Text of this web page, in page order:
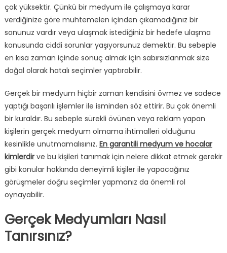
çok yüksektir. Çünkü bir medyum ile çalışmaya karar
verdiğinize göre muhtemelen içinden çıkamadığınız bir
sonunuz vardır veya ulaşmak istediğiniz bir hedefe ulaşma
konusunda ciddi sorunlar yaşıyorsunuz demektir. Bu sebeple
en kısa zaman içinde sonuç almak için sabırsızlanmak size
doğal olarak hatalı seçimler yaptırabilir.
Gerçek bir medyum hiçbir zaman kendisini övmez ve sadece
yaptığı başarılı işlemler ile isminden söz ettirir. Bu çok önemli
bir kuraldır. Bu sebeple sürekli övünen veya reklam yapan
kişilerin gerçek medyum olmama ihtimalleri olduğunu
kesinlikle unutmamalısınız. En garantili medyum ve hocalar
kimlerdirve bu kişileri tanımak için nelere dikkat etmek gerekir
gibi konular hakkında deneyimli kişiler ile yapacağınız
görüşmeler doğru seçimler yapmanız da önemli rol
oynayabilir.
Gerçek Medyumları Nasıl
Tanırsınız?